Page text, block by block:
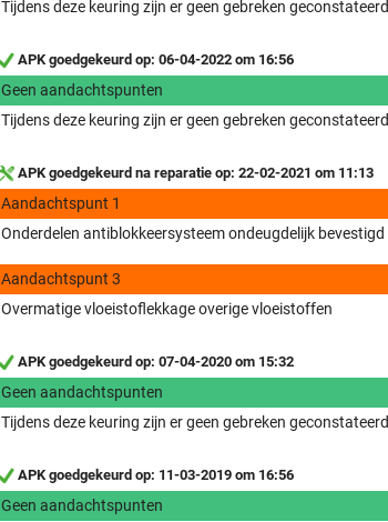
Tijdens deze keuring zijn er geen gebreken geconstateerd
APK goedgekeurd op: 06-04-2022 om 16:56
Geen aandachtspunten
Tijdens deze keuring zijn er geen gebreken geconstateerd
APK goedgekeurd na reparatie op: 22-02-2021 om 11:13
Aandachtspunt 1
Onderdelen antiblokkeersysteem ondeugdelijk bevestigd
Aandachtspunt 3
Overmatige vloeistoflekkage overige vloeistoffen
APK goedgekeurd op: 07-04-2020 om 15:32
Geen aandachtspunten
Tijdens deze keuring zijn er geen gebreken geconstateerd
APK goedgekeurd op: 11-03-2019 om 16:56
Geen aandachtspunten